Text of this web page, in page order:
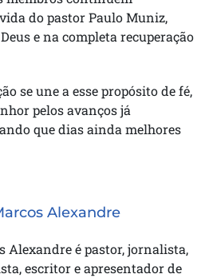
do pastor Paulo Muniz,
e na completa recuperação
se une a esse propósito de fé,
pelos avanços já
que dias ainda melhores
Alexandre
Alexandre é pastor, jornalista,
escritor e apresentador de